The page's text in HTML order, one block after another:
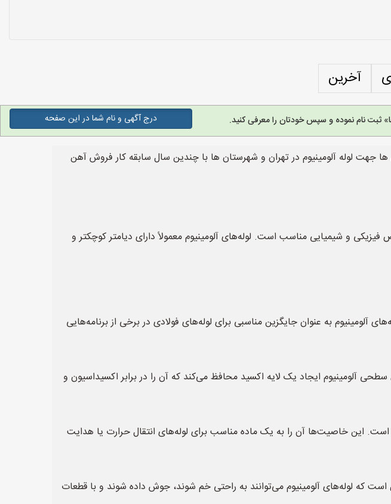
آخرین
ثبت نام نموده و سپس خودتان را معرفی کنید. درج آگهی و نام شما در این صفحه
جهت لوله آلومینیوم در تهران و شهرستان ها با چندین سال سابقه کار فروش آهن
فیزیکی و شیمیایی مناسب است. لوله‌های آلومینیوم معمولاً دارای دیامتر کوچکتر و
به عنوان جایگزین مناسبی برای لوله‌های فولادی در برخی از برنامه‌هایی
سطحی آلومینیوم ایجاد یک لایه اکسید محافظ می‌کند که آن را در برابر اکسیداسیون و
است. این خاصیت‌ها آن را به یک ماده مناسب برای لوله‌های انتقال حرارت یا هدایت
که لوله‌های آلومینیوم می‌توانند به راحتی خم شوند، جوش داده شوند و با قطعات